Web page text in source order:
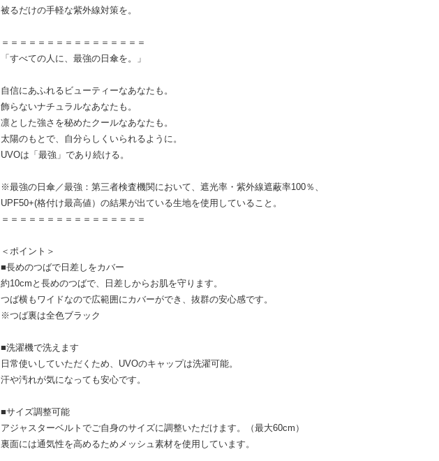
被るだけの手軽な紫外線対策を。
＝＝＝＝＝＝＝＝＝＝＝＝＝＝＝＝
「すべての人に、最強の日傘を。」
自信にあふれるビューティーなあなたも。
飾らないナチュラルなあなたも。
凛とした強さを秘めたクールなあなたも。
太陽のもとで、自分らしくいられるように。
UVOは「最強」であり続ける。
※最強の日傘／最強：第三者検査機関において、遮光率・紫外線遮蔽率100％、
UPF50+(格付け最高値）の結果が出ている生地を使用していること。
＝＝＝＝＝＝＝＝＝＝＝＝＝＝＝＝
＜ポイント＞
■長めのつばで日差しをカバー
約10cmと長めのつばで、日差しからお肌を守ります。
つば横もワイドなので広範囲にカバーができ、抜群の安心感です。
※つば裏は全色ブラック
■洗濯機で洗えます
日常使いしていただくため、UVOのキャップは洗濯可能。
汗や汚れが気になっても安心です。
■サイズ調整可能
アジャスターベルトでご自身のサイズに調整いただけます。（最大60cm）
裏面には通気性を高めるためメッシュ素材を使用しています。